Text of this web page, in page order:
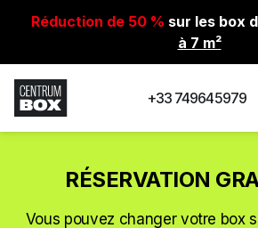
Réduction de 50 % sur les box
à 7 m²
+33 749645979
RÉSERVATION
Vous pouvez changer votre box